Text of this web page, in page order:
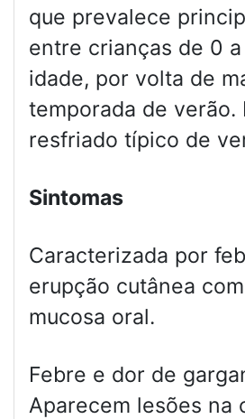
que prevalece
entre crianças de 0
idade, por volta de
temporada de verão.
resfriado típico de
Sintomas
Caracterizada por
erupção cutânea
mucosa oral.
Febre e dor de
Aparecem lesões na